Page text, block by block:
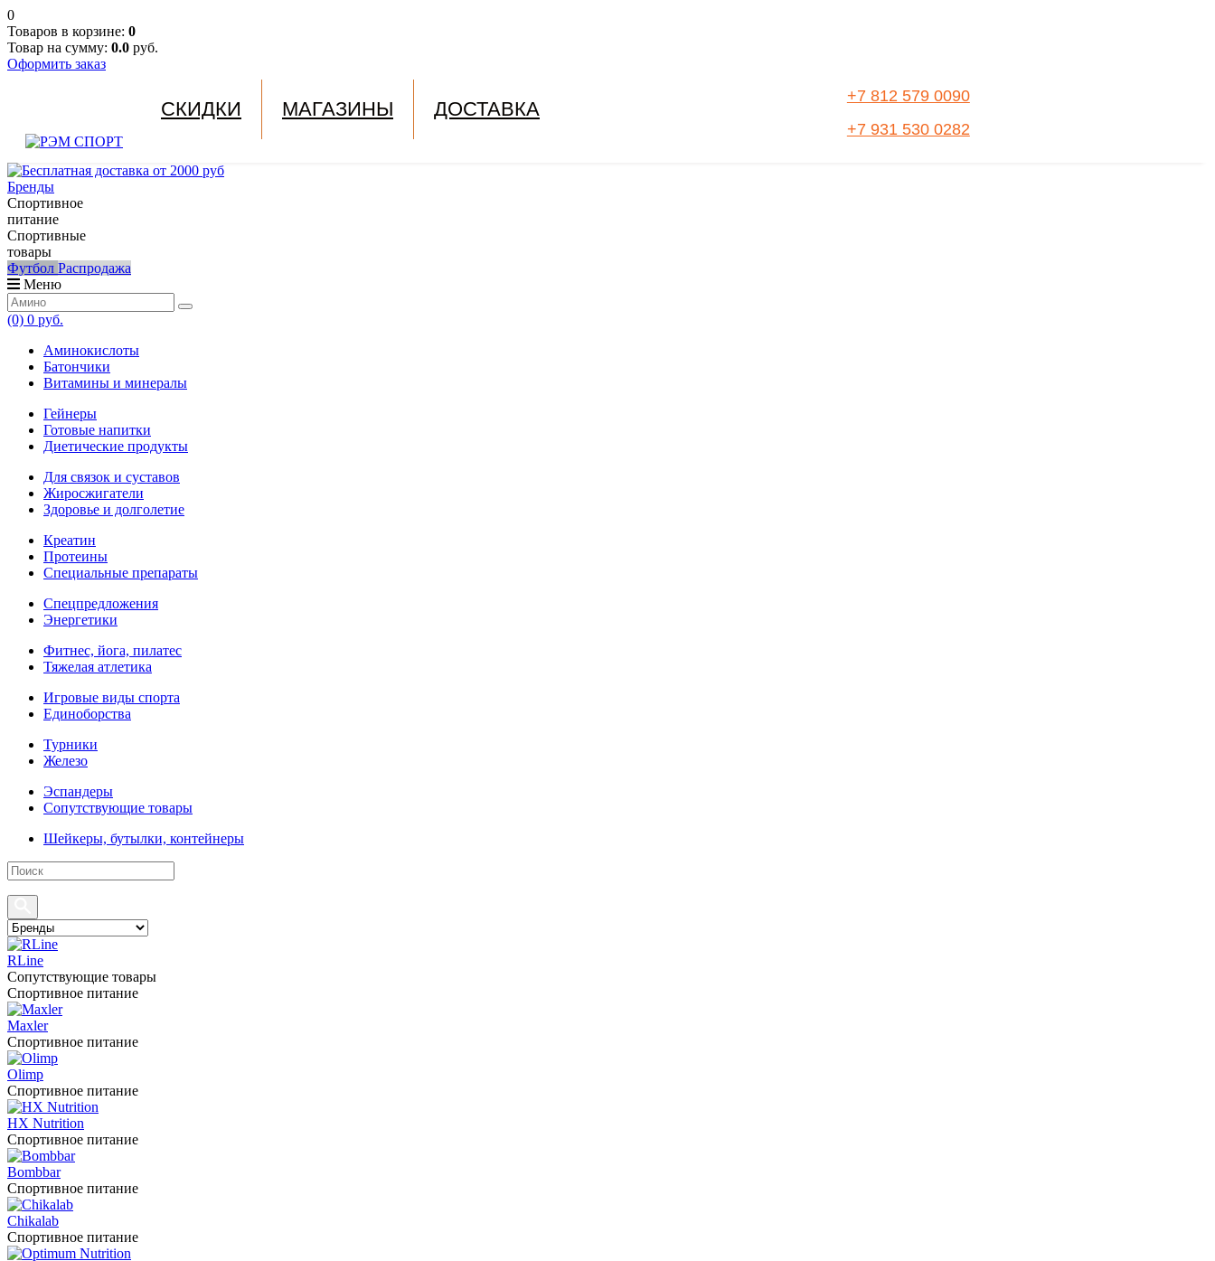
0
Товаров в корзине: 0
Товар на сумму: 0.0 руб.
Оформить заказ
СКИДКИ МАГАЗИНЫ ДОСТАВКА
+7 812 579 0090
+7 931 530 0282
Бренды
Спортивное
питание
Спортивные
товары
Футбол Распродажа
Меню
(0) 0 руб.
Аминокислоты
Батончики
Витамины и минералы
Гейнеры
Готовые напитки
Диетические продукты
Для связок и суставов
Жиросжигатели
Здоровье и долголетие
Креатин
Протеины
Специальные препараты
Спецпредложения
Энергетики
Фитнес, йога, пилатес
Тяжелая атлетика
Игровые виды спорта
Единоборства
Турники
Железо
Эспандеры
Сопутствующие товары
Шейкеры, бутылки, контейнеры
RLine
Сопутствующие товары
Спортивное питание
Maxler
Спортивное питание
Olimp
Спортивное питание
HX Nutrition
Спортивное питание
Bombbar
Спортивное питание
Chikalab
Спортивное питание